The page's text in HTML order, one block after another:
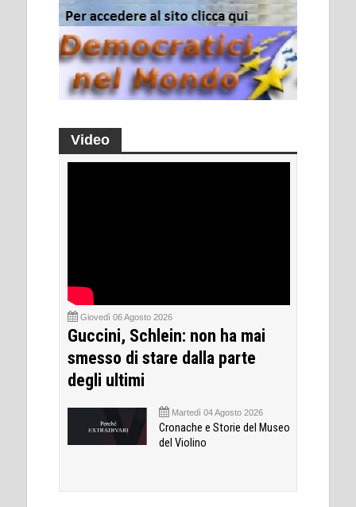
Video
Giovedì 06 Agosto 2026
Guccini, Schlein: non ha mai
smesso di stare dalla parte
degli ultimi
Martedì 04 Agosto 2026
Cronache e Storie del Museo
del Violino